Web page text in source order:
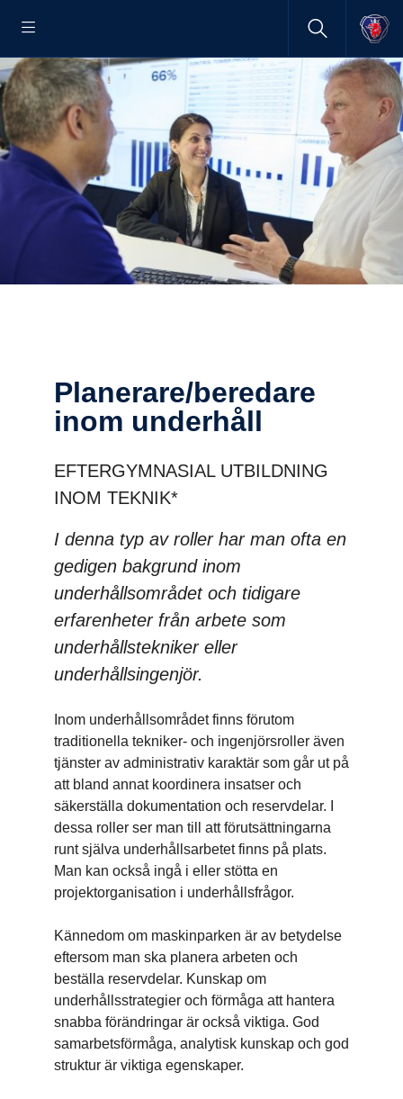
Plane­rare/beredare
inom under­håll
EFTERGYMNASIAL UTBILDNING
INOM TEKNIK*
I denna typ av roller har man ofta en
gedigen bakgrund inom
underhållsområdet och tidigare
erfarenheter från arbete som
underhållstekniker eller
underhållsingenjör.
Inom underhållsområdet finns förutom
traditionella tekniker- och ingenjörsroller även
tjänster av administrativ karaktär som går ut på
att bland annat koordinera insatser och
säkerställa dokumentation och reservdelar. I
dessa roller ser man till att förutsättningarna
runt själva underhållsarbetet finns på plats.
Man kan också ingå i eller stötta en
projektorganisation i underhållsfrågor.
Kännedom om maskinparken är av betydelse
eftersom man ska planera arbeten och
beställa reservdelar. Kunskap om
underhållsstrategier och förmåga att hantera
snabba förändringar är också viktiga. God
samarbetsförmåga, analytisk kunskap och god
struktur är viktiga egenskaper.